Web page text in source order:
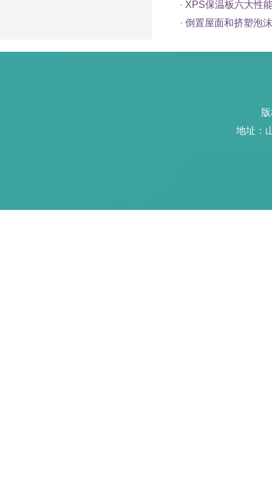
· XPS保温板六大性
· 倒置屋面和挤塑泡
地址：